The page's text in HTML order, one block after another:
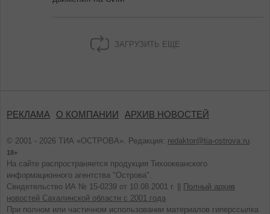
ЗАГРУЗИТЬ ЕЩЕ
РЕКЛАМА О КОМПАНИИ АРХИВ НОВОСТЕЙ
© 2001 - 2026 ТИА «ОСТРОВА». Редакция: redaktor@tia-ostrova.ru.
18+
На сайте распространяется продукция Тихоокеанского
информационного агентства "Острова".
Свидетельство ИА № 15-0239 от 10.08.2001 г. ||
Полный архив
новостей Сахалинской области с 2001 года
При полном или частичном использовании материалов гиперссылка